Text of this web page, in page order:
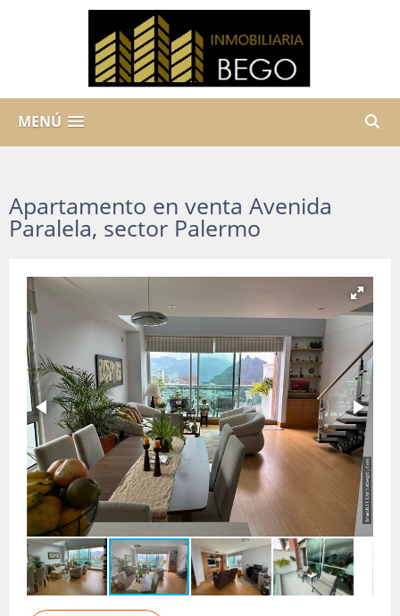
MENÚ
Apartamento en venta Avenida
Paralela, sector Palermo